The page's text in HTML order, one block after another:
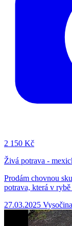
2 150 Kč
Živá potrava -
Prodám chovnou
potrava, která v
27.03.2025 Vysočina